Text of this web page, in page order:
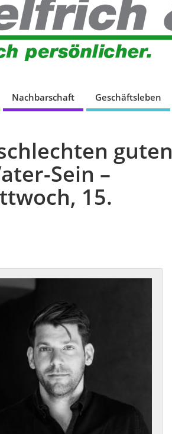
Nachbarschaft Geschäftsleben
guten
Sein –
15.